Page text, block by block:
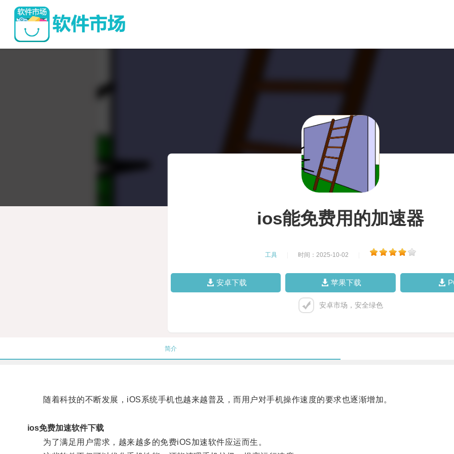
ios能免费用的加速器
工具 时间：2025-10-02
安卓下载 苹果下载
安卓市场，安全绿色
简介
随着科技的不断发展，iOS系统手机也越来越普及，而用户对手机操作速度的要求也逐渐增加。
ios免费加速软件下载
为了满足用户需求，越来越多的免费iOS加速软件应运而生。